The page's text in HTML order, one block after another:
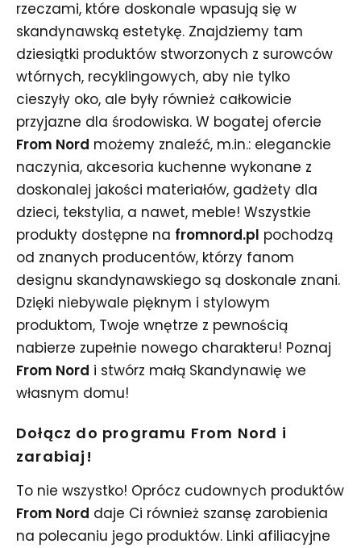
rzeczami, które doskonale wpasują się w
skandynawską estetykę. Znajdziemy tam
dziesiątki produktów stworzonych z surowców
wtórnych, recyklingowych, aby nie tylko
cieszyły oko, ale były również całkowicie
przyjazne dla środowiska. W bogatej ofercie
From Nord możemy znaleźć, m.in.: eleganckie
naczynia, akcesoria kuchenne wykonane z
doskonalej jakości materiałów, gadżety dla
dzieci, tekstylia, a nawet, meble! Wszystkie
produkty dostępne na fromnord.pl pochodzą
od znanych producentów, którzy fanom
designu skandynawskiego są doskonale znani.
Dzięki niebywale pięknym i stylowym
produktom, Twoje wnętrze z pewnością
nabierze zupełnie nowego charakteru! Poznaj
From Nord i stwórz małą Skandynawię we
własnym domu!
Dołącz do programu From Nord i
zarabiaj!
To nie wszystko! Oprócz cudownych produktów
From Nord daje Ci również szansę zarobienia
na polecaniu jego produktów. Linki afiliacyjne